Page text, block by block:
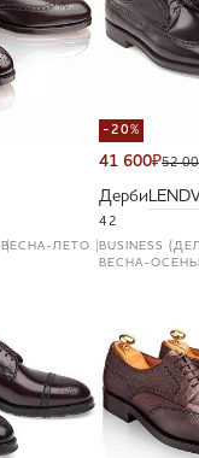
ВЕСНА-ЛЕТО
-20%
41 600₽52
Дерби
42
BUSINESS
ВЕСНА-ОСЕНЬ